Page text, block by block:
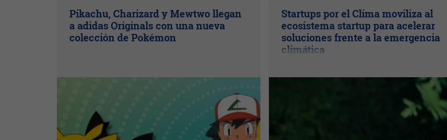
Pikachu, Charizard y Mewtwo llegan
a adidas Originals con una nueva
colección de Pokémon
Startups por el Clima moviliza al
ecosistema startup para acelerar
soluciones frente a la emergencia
climática